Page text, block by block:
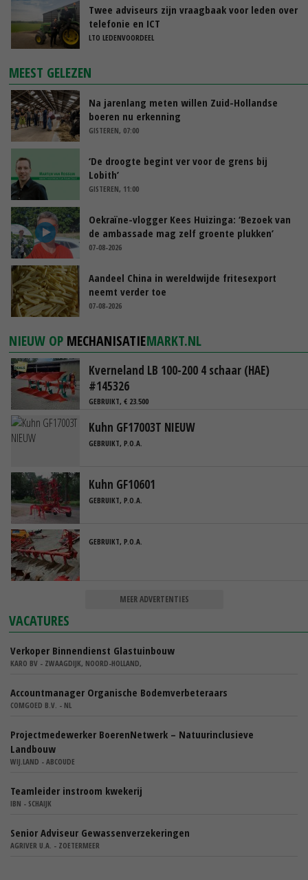
Twee adviseurs zijn vraagbaak voor leden over
telefonie en ICT
LTO LEDENVOORDEEL
MEEST GELEZEN
Na jarenlang meten willen Zuid-Hollandse
boeren nu erkenning
GISTEREN, 07:00
‘De droogte begint ver voor de grens bij
Lobith’
GISTEREN, 11:00
Oekraïne-vlogger Kees Huizinga: ‘Bezoek van
de ambassade mag zelf groente plukken’
07-08-2026
Aandeel China in wereldwijde fritesexport
neemt verder toe
07-08-2026
NIEUW OP MECHANISATIEMARKT.NL
Kverneland LB 100-200 4 schaar (HAE)
#145326
GEBRUIKT, € 23.500
Kuhn GF17003T NIEUW
GEBRUIKT, P.O.A.
Kuhn GF10601
GEBRUIKT, P.O.A.
GEBRUIKT, P.O.A.
MEER ADVERTENTIES
VACATURES
Verkoper Binnendienst Glastuinbouw
KARO BV - ZWAAGDIJK, NOORD-HOLLAND,
Accountmanager Organische Bodemverbeteraars
COMGOED B.V. - NL
Projectmedewerker BoerenNetwerk – Natuurinclusieve
Landbouw
WIJ.LAND - ABCOUDE
Teamleider instroom kwekerij
IBN - SCHAIJK
Senior Adviseur Gewassenverzekeringen
AGRIVER U.A. - ZOETERMEER